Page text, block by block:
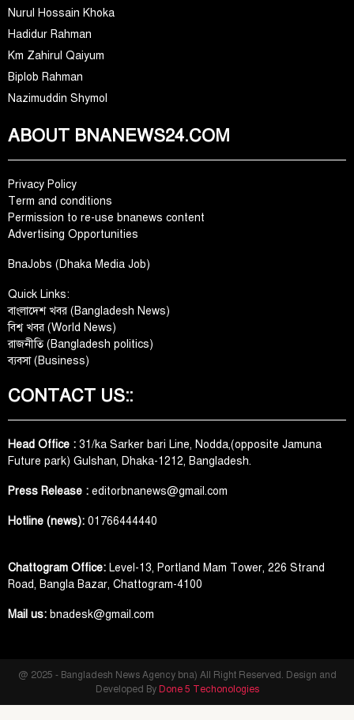
Nurul Hossain Khoka
Hadidur Rahman
Km Zahirul Qaiyum
Biplob Rahman
Nazimuddin Shymol
ABOUT BNANEWS24.COM
Privacy Policy
Term and conditions
Permission to re-use bnanews content
Advertising Opportunities
BnaJobs (Dhaka Media Job)
Quick Links:
বাংলাদেশ খবর (Bangladesh News)
বিশ্ব খবর (World News)
রাজনীতি (Bangladesh politics)
ব্যবসা (Business)
CONTACT US::
Head Office : 31/ka Sarker bari Line, Nodda,(opposite Jamuna
Future park) Gulshan, Dhaka-1212, Bangladesh.
Press Release : editorbnanews@gmail.com
Hotline (news): 01766444440
Chattogram Office: Level-13, Portland Mam Tower, 226 Strand
Road, Bangla Bazar, Chattogram-4100
Mail us: bnadesk@gmail.com
@ 2025 - Bangladesh News Agency bna) All Right Reserved. Design and
Developed By Done 5 Techonologies